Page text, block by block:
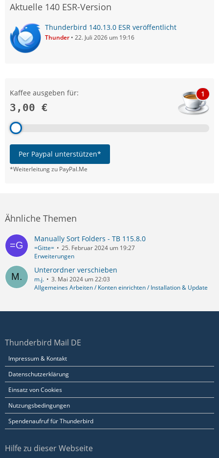
Aktuelle 140 ESR-Version
Thunderbird 140.13.0 ESR veröffentlicht
Thunder 22. Juli 2026 um 19:16
Kaffee ausgeben für:
3,00 €
1
Per Paypal unterstützen*
*Weiterleitung zu PayPal.Me
Ähnliche Themen
Manually Sort Folders - TB 115.8.0
=Gitte=
25. Februar 2024 um 19:27
Erweiterungen
Unterordner verschieben
m.j.
3. Mai 2024 um 22:03
Allgemeines Arbeiten / Konten einrichten / Installation & Update
Thunderbird Mail DE
Impressum & Kontakt
Datenschutzerklärung
Einsatz von Cookies
Nutzungsbedingungen
Spendenaufruf für Thunderbird
Hilfe zu dieser Webseite